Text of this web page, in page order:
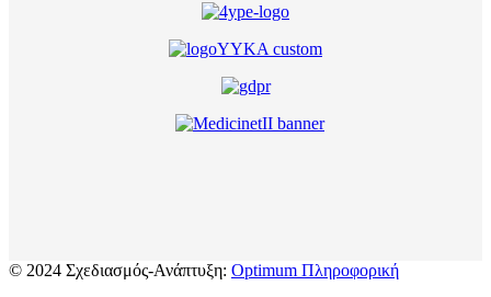
© 2024 Σχεδιασμός-Ανάπτυξη: Optimum Πληροφορική